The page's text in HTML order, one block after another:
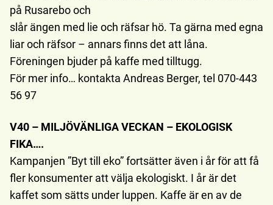
på Rusarebo och
slår ängen med lie och räfsar hö. Ta gärna med egna
liar och räfsor – annars finns det att låna.
Föreningen bjuder på kaffe med tilltugg.
För mer info… kontakta Andreas Berger, tel 070-443
56 97
V40 – MILJÖVÄNLIGA VECKAN – EKOLOGISK
FIKA….
Kampanjen ”Byt till eko” fortsätter även i år för att få
fler konsumenter att välja ekologiskt. I år är det
kaffet som sätts under luppen. Kaffe är en av de